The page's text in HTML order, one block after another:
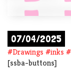
– parce qu’on ne
07/04/2025
#Drawings #inks #
[ssba-buttons]